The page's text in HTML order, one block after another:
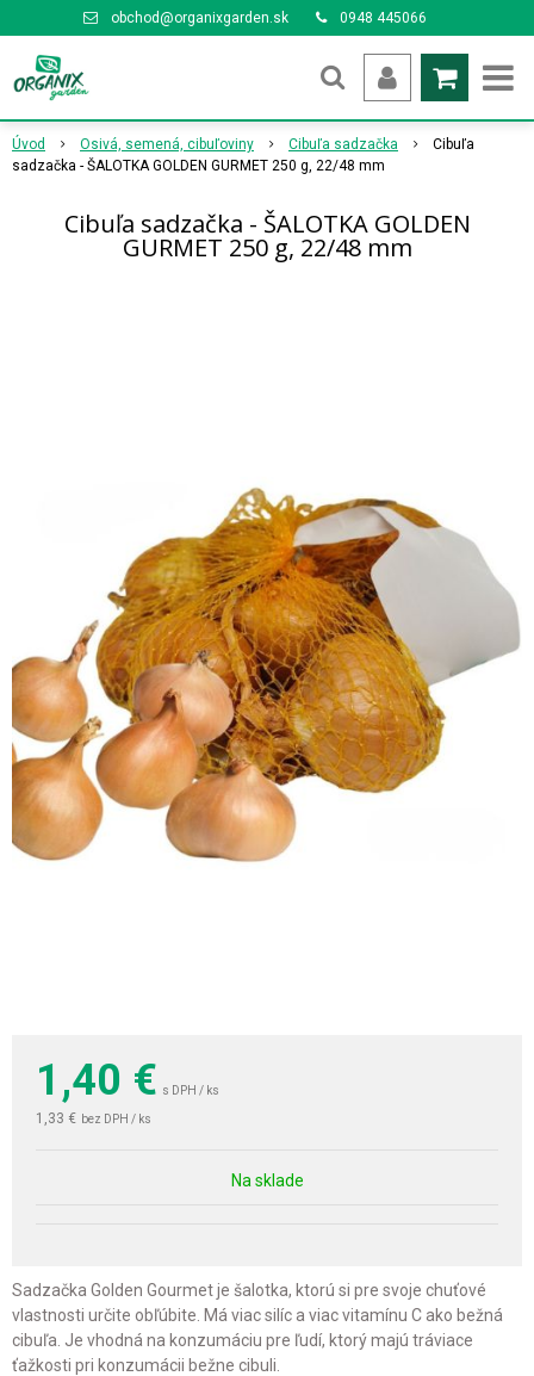
obchod@organixgarden.sk 0948 445066
Úvod Osivá, semená, cibuľoviny Cibuľa sadzačka
Cibuľa
sadzačka - ŠALOTKA GOLDEN GURMET 250 g, 22/48 mm
Cibuľa sadzačka - ŠALOTKA GOLDEN
GURMET 250 g, 22/48 mm
1,40 € s DPH / ks
1,33 € bez DPH / ks
Na sklade
Sadzačka Golden Gourmet je šalotka, ktorú si pre svoje chuťové
vlastnosti určite obľúbite. Má viac silíc a viac vitamínu C ako bežná
cibuľa. Je vhodná na konzumáciu pre ľudí, ktorý majú tráviace
ťažkosti pri konzumácii bežne cibuli.